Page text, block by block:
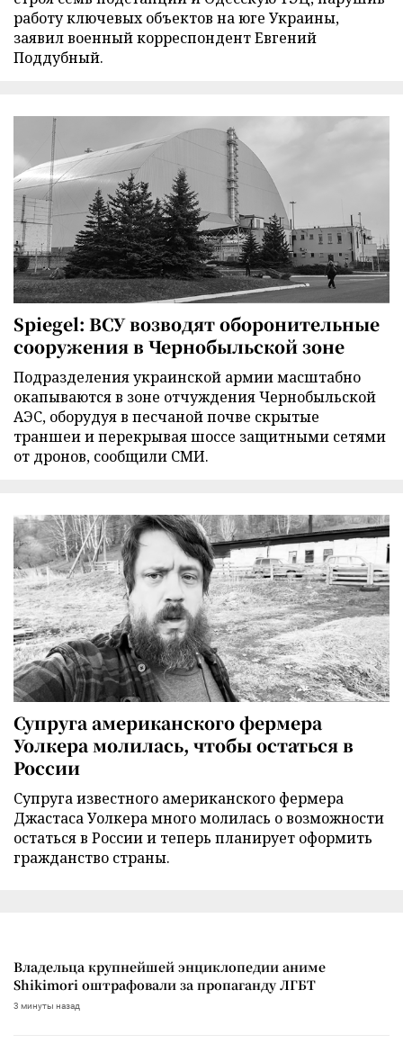
работу ключевых объектов на юге Украины,
заявил военный корреспондент Евгений
Поддубный.
Spiegel: ВСУ возводят оборонительные
сооружения в Чернобыльской зоне
Подразделения украинской армии масштабно
окапываются в зоне отчуждения Чернобыльской
АЭС, оборудуя в песчаной почве скрытые
траншеи и перекрывая шоссе защитными сетями
от дронов, сообщили СМИ.
Супруга американского фермера
Уолкера молилась, чтобы остаться в
России
Супруга известного американского фермера
Джастаса Уолкера много молилась о возможности
остаться в России и теперь планирует оформить
гражданство страны.
Владельца крупнейшей энциклопедии аниме
Shikimori оштрафовали за пропаганду ЛГБТ
3 минуты назад